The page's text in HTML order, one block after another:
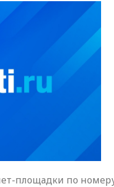
площадки по